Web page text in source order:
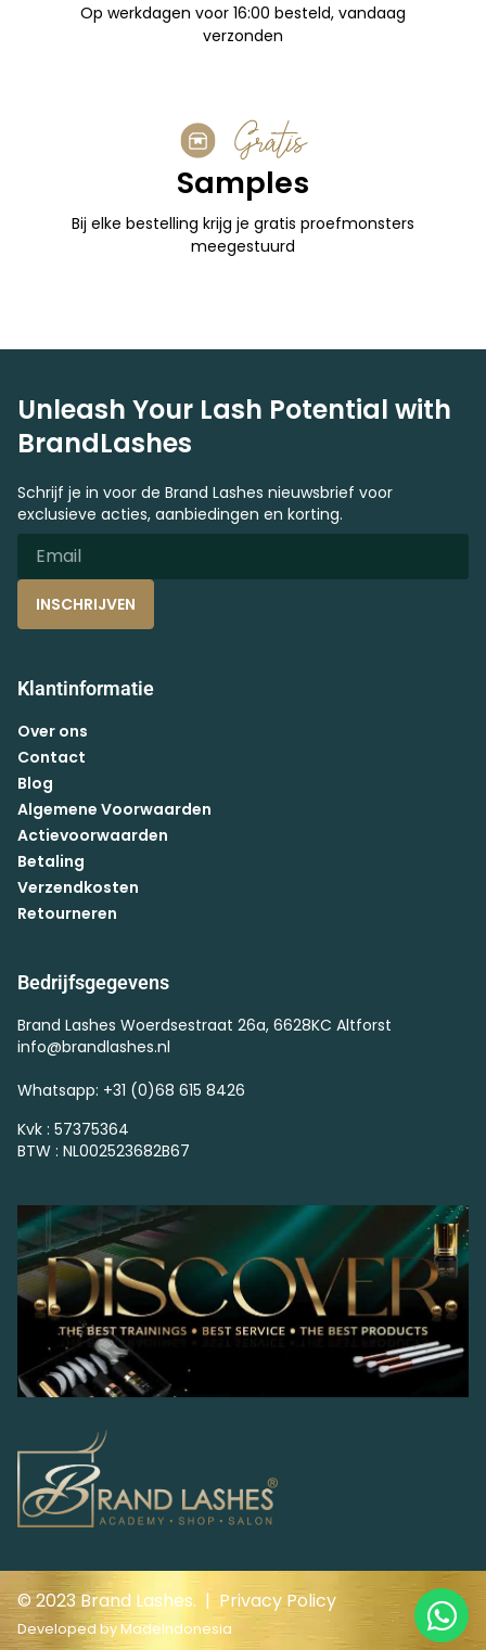
Op werkdagen voor 16:00 besteld, vandaag
verzonden
Gratis
Samples
Bij elke bestelling krijg je gratis proefmonsters
meegestuurd
Unleash Your Lash Potential with
BrandLashes
Schrijf je in voor de Brand Lashes nieuwsbrief voor
exclusieve acties, aanbiedingen en korting.
INSCHRIJVEN
Klantinformatie
Over ons
Contact
Blog
Algemene Voorwaarden
Actievoorwaarden
Betaling
Verzendkosten
Retourneren
Bedrijfsgegevens
Brand Lashes Woerdsestraat 26a, 6628KC Altforst
info@brandlashes.nl
Whatsapp: +31 (0)68 615 8426
Kvk : 57375364
BTW : NL002523682B67
© 2023 Brand Lashes. | Privacy Policy
Developed byMadeIndonesia